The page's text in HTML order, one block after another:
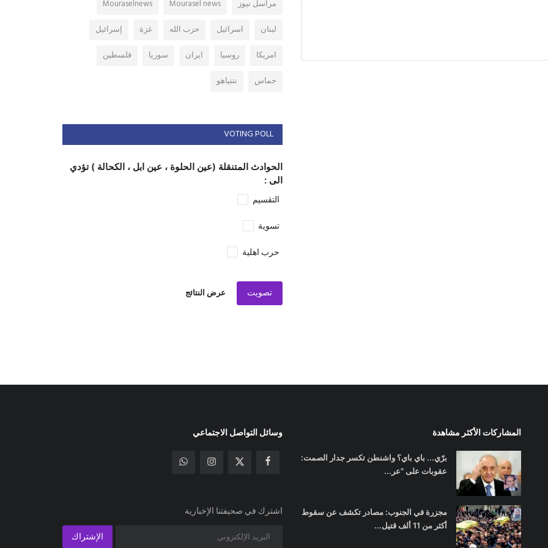
مراسل نيوز Mourasel news
Mouraselnews
لبنان
اسرائيل حزب الله غزة
إسرائيل
امريكا
روسيا ايران سوريا
فلسطين
حماس
نتنياهو
VOTING POLL
الحوادث المتنقلة (عين الحلوة ، عين ابل ، الكحالة ) تؤدي
الى :
التقسيم
تسوية
حرب اهلية
تصويت عرض النتائج
المشاركات الأكثر مشاهدة
برّي... باي باي؟ واشنطن تكسر جدار الصمت:
عقوبات على "عر...
مجزرة في الجنوب: مصادر تكشف عن سقوط
أكثر من 11 ألف قتيل...
وسائل التواصل الاجتماعي
اشترك في صحيفتنا الإخبارية
الإشتراك